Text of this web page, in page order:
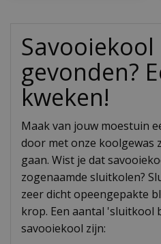
gevonden?
kweken!
Maak van jouw moestuin
door met onze koolgewas
gaan. Wist je dat
zogenaamde sluitkolen?
zeer dicht opeengepakte
krop. Een aantal 'sluitkool
savooiekool zijn: